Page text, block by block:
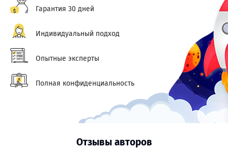
Гарантия 30 дней
Индивидуальный подход
Опытные эксперты
Полная конфиденциальность
Отзывы авторов